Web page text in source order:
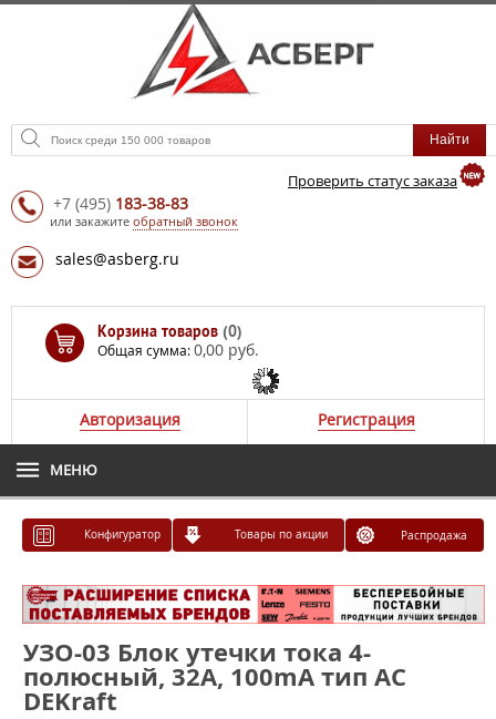
Проверить статус заказа
+7 (495) 183-38-83
или закажите обратный звонок
sales@asberg.ru
Корзина товаров (0)
Общая сумма:0,00 руб.
Авторизация Регистрация
МЕНЮ
Конфигуратор Товары по акции Распродажа
УЗО-03 Блок утечки тока 4-
полюсный, 32А, 100mA тип AC
DEKraft